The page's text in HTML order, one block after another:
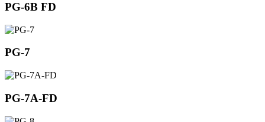
PG-6B FD
PG-7
PG-7A-FD